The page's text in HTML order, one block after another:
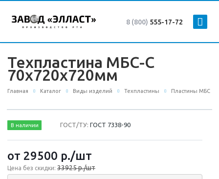
8 (800) 555-17-72
Техпластина МБС-С
70х720х720мм
Главная Каталог Виды изделий Техпластины Пластины МБС
В наличии ГОСТ/ТУ:ГОСТ 7338-90
от 29500 р./шт
Цена без скидки: 33925 р./шт